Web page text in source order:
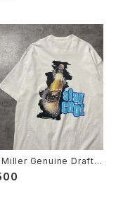
Genuine Draft
ツオブザルームボディ
プリント シングルステッ